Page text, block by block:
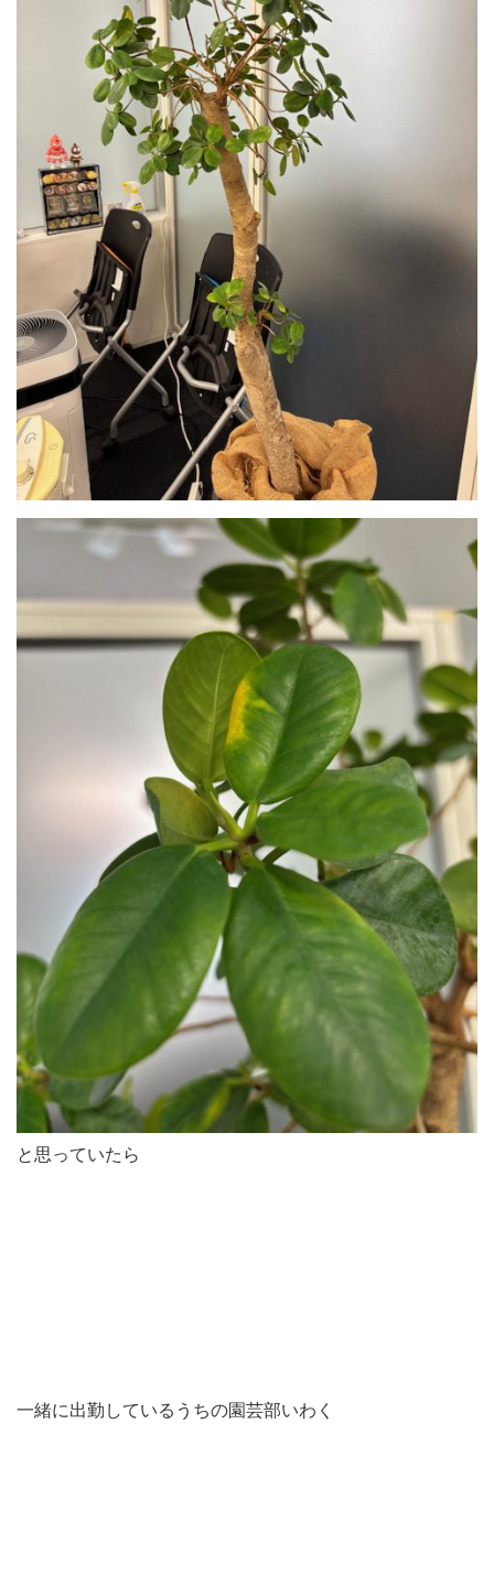
と思っていたら
一緒に出勤しているうちの園芸部いわく